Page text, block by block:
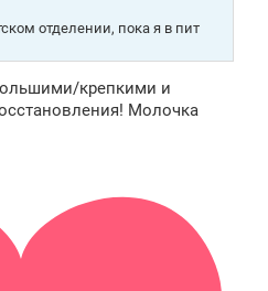
отделении, пока я в пит
крепкими и
Молочка